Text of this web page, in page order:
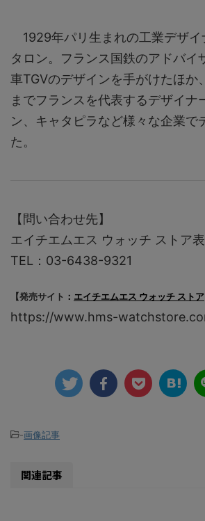
1929年パリ生まれの工業デザイ
タロン。フランス国鉄のアドバイ
車TGVのデザインを手がけたほか
までフランスを代表するデザイナ
ン、キャタピラなど様々な企業で
た。
【問い合わせ先】
エイチエムエス ウォッチ ストア
TEL：03-6438-9321
【発売サイト ： エイチエムエス ウォッチ ストア
https://www.hms-
-画像記事
関連記事